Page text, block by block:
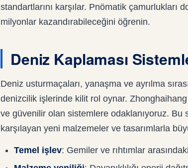
standartlarını karşılar. Pnömatik çamurlukları
milyonlar kazandırabileceğini öğrenin.
Deniz Kaplaması
Deniz usturmaçaları, yanaşma ve ayrılma
denizcilik işlerinde kilit rol oynar.
ve güvenilir olan sistemlere odaklanıyoruz. Bu
karşılayan yeni malzemeler ve tasarımlarla
Temel işlev: Gemiler ve rıhtımlar